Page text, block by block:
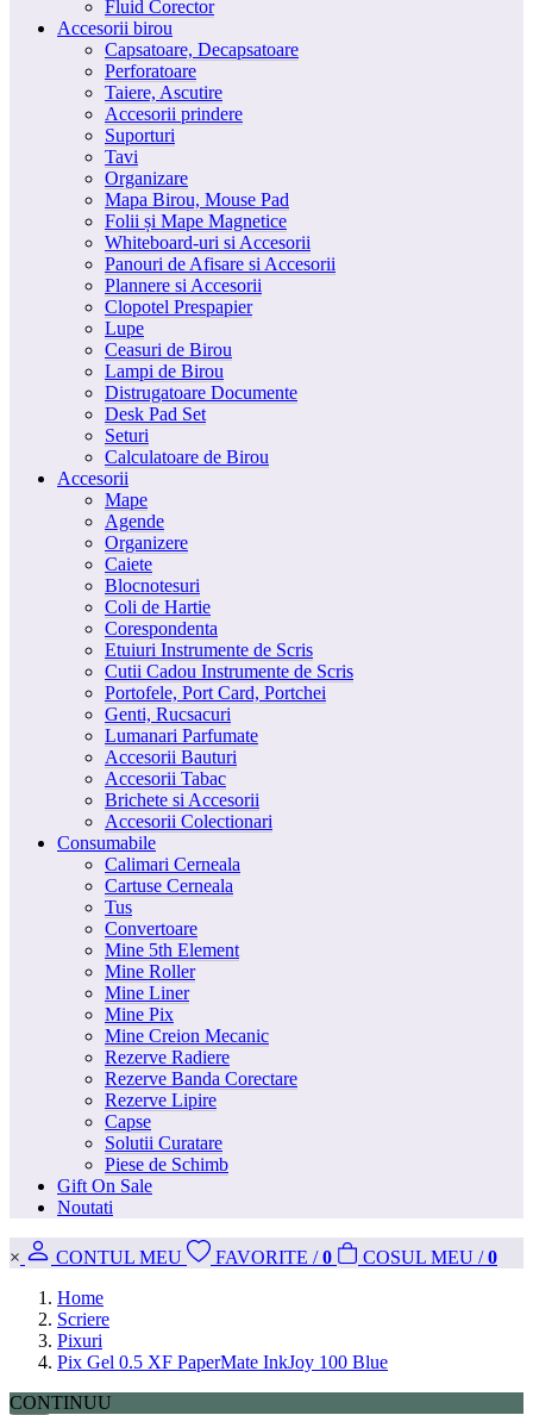
Fluid Corector
Accesorii birou
Capsatoare, Decapsatoare
Perforatoare
Taiere, Ascutire
Accesorii prindere
Suporturi
Tavi
Organizare
Mapa Birou, Mouse Pad
Folii și Mape Magnetice
Whiteboard-uri si Accesorii
Panouri de Afisare si Accesorii
Plannere si Accesorii
Clopotel Prespapier
Lupe
Ceasuri de Birou
Lampi de Birou
Distrugatoare Documente
Desk Pad Set
Seturi
Calculatoare de Birou
Accesorii
Mape
Agende
Organizere
Caiete
Blocnotesuri
Coli de Hartie
Corespondenta
Etuiuri Instrumente de Scris
Cutii Cadou Instrumente de Scris
Portofele, Port Card, Portchei
Genti, Rucsacuri
Lumanari Parfumate
Accesorii Bauturi
Accesorii Tabac
Brichete si Accesorii
Accesorii Colectionari
Consumabile
Calimari Cerneala
Cartuse Cerneala
Tus
Convertoare
Mine 5th Element
Mine Roller
Mine Liner
Mine Pix
Mine Creion Mecanic
Rezerve Radiere
Rezerve Banda Corectare
Rezerve Lipire
Capse
Solutii Curatare
Piese de Schimb
Gift On Sale
Noutati
× CONTUL MEU FAVORITE / 0 COSUL MEU / 0
Home
Scriere
Pixuri
Pix Gel 0.5 XF PaperMate InkJoy 100 Blue
CONTINUU